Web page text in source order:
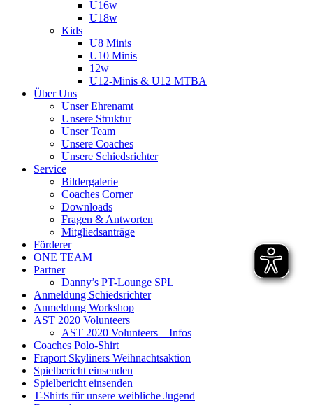
U16w
U18w
Kids
U8 Minis
U10 Minis
12w
U12-Minis & U12 MTBA
Über Uns
Unser Ehrenamt
Unsere Struktur
Unser Team
Unsere Coaches
Unsere Schiedsrichter
Service
Bildergalerie
Coaches Corner
Downloads
Fragen & Antworten
Mitgliedsanträge
Förderer
ONE TEAM
Partner
Danny’s PT-Lounge SPL
Anmeldung Schiedsrichter
Anmeldung Workshop
AST 2020 Volunteers
AST 2020 Volunteers – Infos
Coaches Polo-Shirt
Fraport Skyliners Weihnachtsaktion
Spielbericht einsenden
Spielbericht einsenden
T-Shirts für unsere weibliche Jugend